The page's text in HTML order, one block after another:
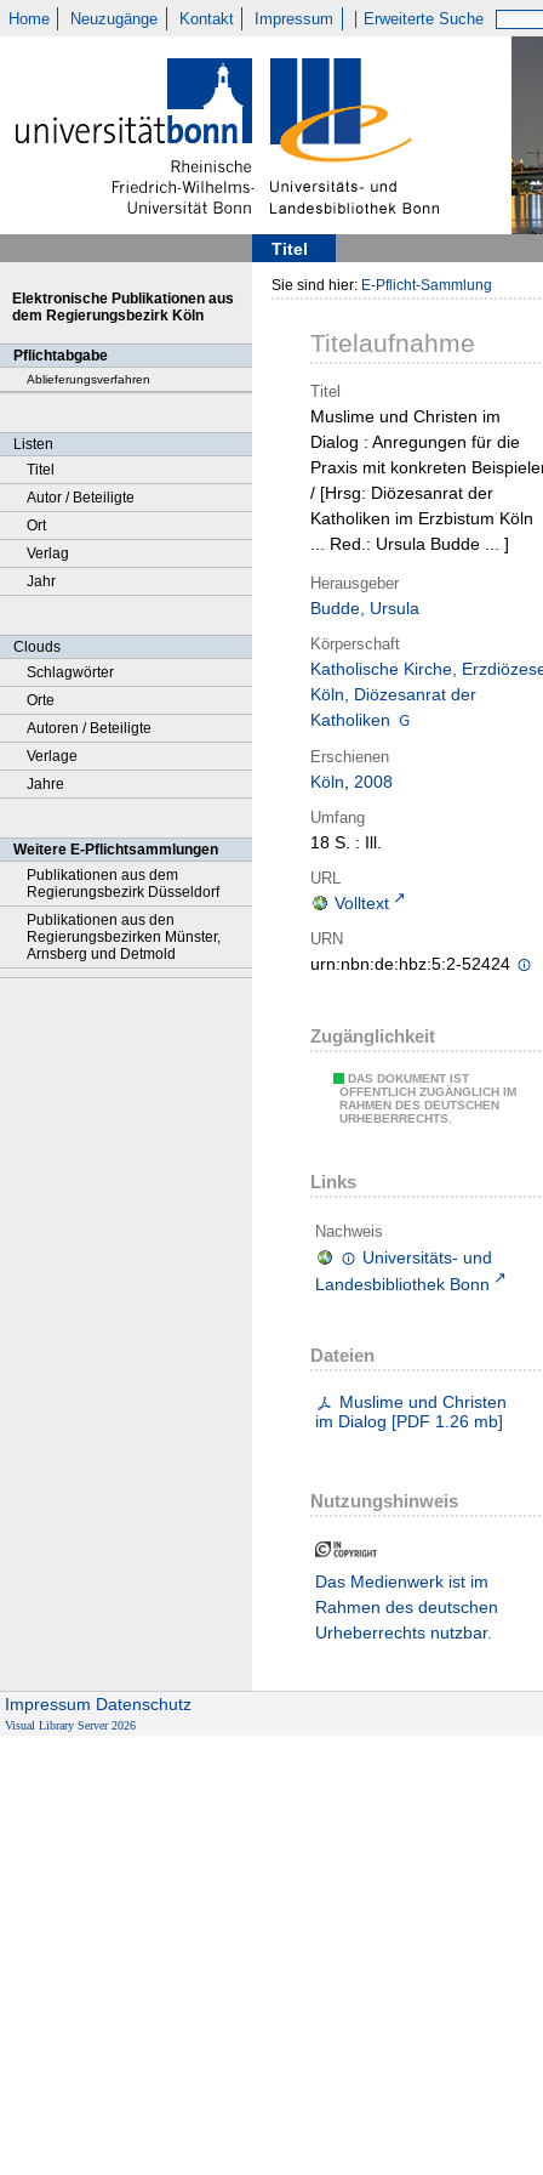
Home Neuzugänge Kontakt Impressum Erweiterte Suche
Titel
Elektronische Publikationen aus
dem Regierungsbezirk Köln
Pflichtabgabe
Ablieferungsverfahren
Listen
Titel
Autor / Beteiligte
Ort
Verlag
Jahr
Clouds
Schlagwörter
Orte
Autoren / Beteiligte
Verlage
Jahre
Weitere E-Pflichtsammlungen
Publikationen aus dem
Regierungsbezirk Düsseldorf
Publikationen aus den
Regierungsbezirken Münster,
Arnsberg und Detmold
Sie sind hier: E-Pflicht-Sammlung
Titelaufnahme
Titel
Muslime und Christen im
Dialog : Anregungen für die
Praxis mit konkreten
/ [Hrsg: Diözesanrat der
Katholiken im Erzbistum Köln
... Red.: Ursula Budde ... ]
Herausgeber
Budde, Ursula
Körperschaft
Katholische Kirche,
Köln, Diözesanrat der
Katholiken
Erschienen
Köln, 2008
Umfang
18 S. : Ill.
URL
Volltext
URN
urn:nbn:de:hbz:5:2-52424
Zugänglichkeit
DAS DOKUMENT IST
ÖFFENTLICH ZUGÄNGLICH IM
RAHMEN DES DEUTSCHEN
URHEBERRECHTS.
Links
Nachweis
Universitäts- und
Landesbibliothek Bonn
Dateien
Muslime und Christen
im Dialog [PDF 1.26 mb]
Nutzungshinweis
Das Medienwerk ist im
Rahmen des deutschen
Urheberrechts nutzbar.
Impressum Datenschutz
Visual Library Server 2026